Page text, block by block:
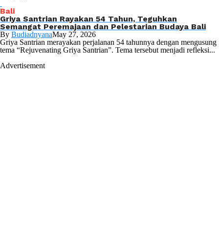
Bali
Griya Santrian Rayakan 54 Tahun, Teguhkan
Semangat Peremajaan dan Pelestarian Budaya Bali
By BudiadnyanaMay 27, 2026
Griya Santrian merayakan perjalanan 54 tahunnya dengan mengusung
tema “Rejuvenating Griya Santrian”. Tema tersebut menjadi refleksi...
Advertisement